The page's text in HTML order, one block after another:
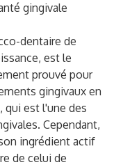
gingivale
dentaire de
est le
prouvé pour
gingivaux en
qui est l'une des
Cependant,
ingrédient actif
de celui de